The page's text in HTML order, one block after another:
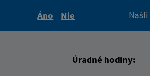
Áno
Nie
Úradné hodiny: